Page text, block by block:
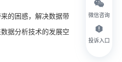
的困惑，解决数据带
据分析技术的发展空
微信咨询
投诉入口